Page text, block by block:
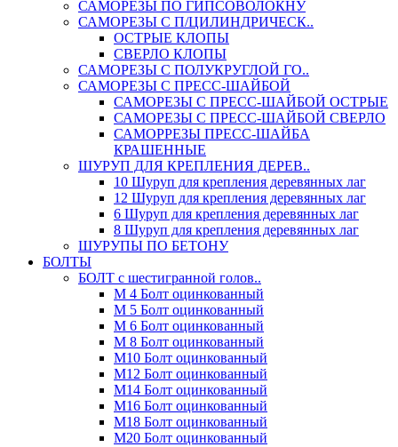
САМОРЕЗЫ ПО ГИПСОВОЛОКНУ
САМОРЕЗЫ С П/ЦИЛИНДРИЧЕСК..
ОСТРЫЕ КЛОПЫ
СВЕРЛО КЛОПЫ
САМОРЕЗЫ С ПОЛУКРУГЛОЙ ГО..
САМОРЕЗЫ С ПРЕСС-ШАЙБОЙ
САМОРЕЗЫ С ПРЕСС-ШАЙБОЙ ОСТРЫЕ
САМОРЕЗЫ С ПРЕСС-ШАЙБОЙ СВЕРЛО
САМОРРЕЗЫ ПРЕСС-ШАЙБА
КРАШЕННЫЕ
ШУРУП ДЛЯ КРЕПЛЕНИЯ ДЕРЕВ..
10 Шуруп для крепления деревянных лаг
12 Шуруп для крепления деревянных лаг
6 Шуруп для крепления деревянных лаг
8 Шуруп для крепления деревянных лаг
ШУРУПЫ ПО БЕТОНУ
БОЛТЫ
БОЛТ с шестигранной голов..
М 4 Болт оцинкованный
М 5 Болт оцинкованный
М 6 Болт оцинкованный
М 8 Болт оцинкованный
М10 Болт оцинкованный
М12 Болт оцинкованный
М14 Болт оцинкованный
М16 Болт оцинкованный
М18 Болт оцинкованный
М20 Болт оцинкованный